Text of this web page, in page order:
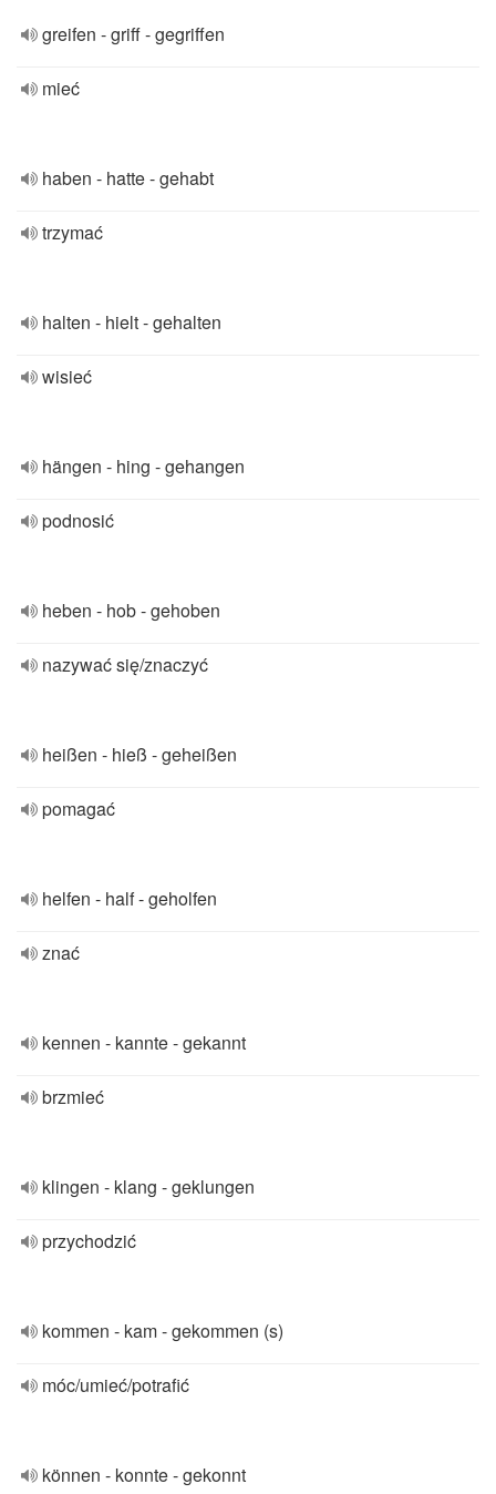
greifen - griff - gegriffen
mieć
haben - hatte - gehabt
trzymać
halten - hielt - gehalten
wisieć
hängen - hing - gehangen
podnosić
heben - hob - gehoben
nazywać się/znaczyć
heißen - hieß - geheißen
pomagać
helfen - half - geholfen
znać
kennen - kannte - gekannt
brzmieć
klingen - klang - geklungen
przychodzić
kommen - kam - gekommen (s)
móc/umieć/potrafić
können - konnte - gekonnt